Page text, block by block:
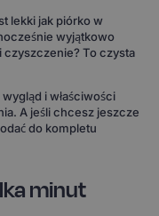
lekki jak piórko w
wyjątkowo
czyszczenie? To czysta
wygląd i właściwości
A jeśli chcesz jeszcze
do kompletu
minut